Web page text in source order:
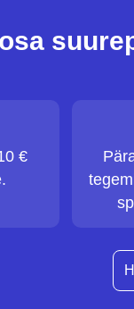
€